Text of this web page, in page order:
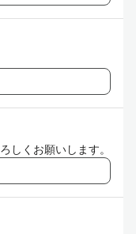
しくお願いします。